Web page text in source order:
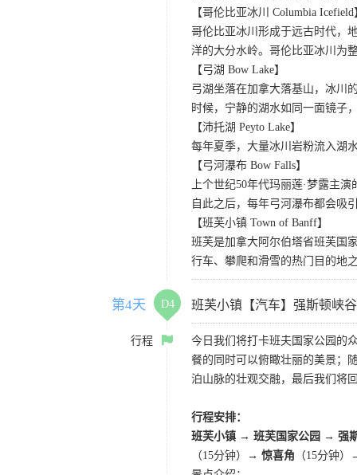
【哥伦比亚冰川 Columbia Icefield
哥伦比亚冰川形成于远古时代，
洋的大分水岭。哥伦比亚冰川为
【弓湖 Bow Lake】
弓湖坐落在加拿大落基山，冰川
时候，宁静的湖水如同一面镜子
【沛托湖 Peyto Lake】
每年夏季，大量冰川岩粉流入湖
【弓河瀑布 Bow Falls】
上个世纪50年代玛丽莲·梦露主
自此之后，每年弓河瀑布都会吸
【班芙小镇 Town of Banff】
班芙是加拿大阿尔伯塔省班芙国
行车、攀爬和滑雪的热门目的地
第4天 D4 班芙小镇【汽车】强斯顿峡
行程
今日我们将打卡班夫国家公园的
餐的同时可以俯瞰壮丽的美景；
泊山脉的壮观交融，最后我们将
行程安排：
班芙小镇 → 班芙国家公园 → 强
（15分钟）→ 惊喜角 （15分钟